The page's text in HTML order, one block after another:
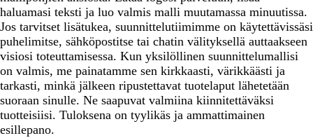
haluamasi teksti ja luo valmis malli muutamassa minuutissa.
Jos tarvitset lisätukea, suunnittelutiimimme on käytettävissäsi
puhelimitse, sähköpostitse tai chatin välityksellä auttaakseen
visiosi toteuttamisessa. Kun yksilöllinen suunnittelumallisi
on valmis, me painatamme sen kirkkaasti, värikkäästi ja
tarkasti, minkä jälkeen ripustettavat tuotelaput lähetetään
suoraan sinulle. Ne saapuvat valmiina kiinnitettäväksi
tuotteisiisi. Tuloksena on tyylikäs ja ammattimainen
esillepano.